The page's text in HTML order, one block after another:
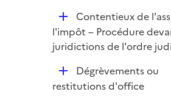
D
é
p
e
Contentieux de
l'impôt – Procédure
juridictions de l'ordre
D
é
Dégrèvements ou
restitutions d'office